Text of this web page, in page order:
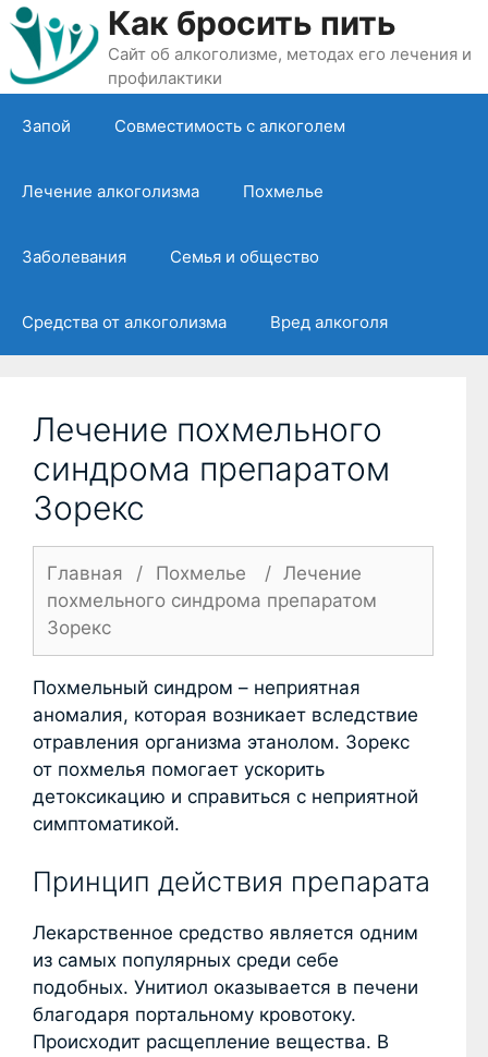
Перейти
содержимому
Как бросить пить
Сайт об алкоголизме, методах его лечения и
профилактики
Запой Совместимость с алкоголем
Лечение алкоголизма Похмелье
Заболевания Семья и общество
Средства от алкоголизма Вред алкоголя
Лечение похмельного
синдрома препаратом
Зорекс
Главная / Похмелье / Лечение
похмельного синдрома препаратом
Зорекс
Похмельный синдром – неприятная
аномалия, которая возникает вследствие
отравления организма этанолом. Зорекс
от похмелья помогает ускорить
детоксикацию и справиться с неприятной
симптоматикой.
Принцип действия препарата
Лекарственное средство является одним
из самых популярных среди себе
подобных. Унитиол оказывается в печени
благодаря портальному кровотоку.
Происходит расщепление вещества. В